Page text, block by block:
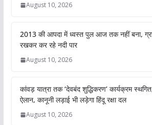
August 10, 2026
2013 की आपदा में ध्वस्त पुल आज तक नहीं बना,
रखकर कर रहे नदी पार
August 10, 2026
कांवड़ यात्रा तक ‘देवबंद शुद्धिकरण’ कार्यक्रम
ऐलान, कानूनी लड़ाई भी लड़ेगा हिंदू रक्षा दल
August 10, 2026